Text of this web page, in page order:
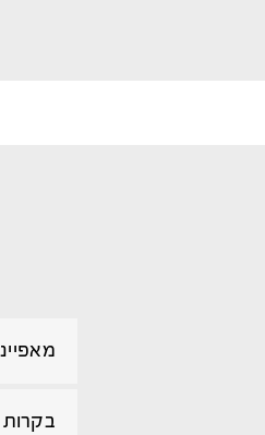
בקרות